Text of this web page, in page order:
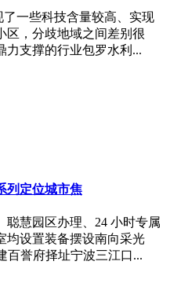
一些科技含量较高、实现
区，分歧地域之间差别很
力支撑的行业包罗水利...
列定位城市焦
聪慧园区办理、24 小时专属
均设置装备摆设南向采光
百誉府择址宁波三江口...